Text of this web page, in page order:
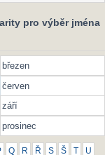
pro výběr jména
březen
červen
září
prosinec
Q R Ř S Š U